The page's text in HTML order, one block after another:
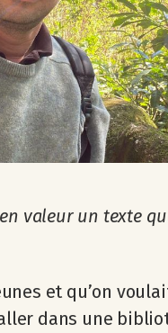
valeur un texte
et qu’on
dans une